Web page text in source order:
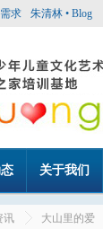
求 朱清林 • Blog
关于我们
讯 大山里的爱